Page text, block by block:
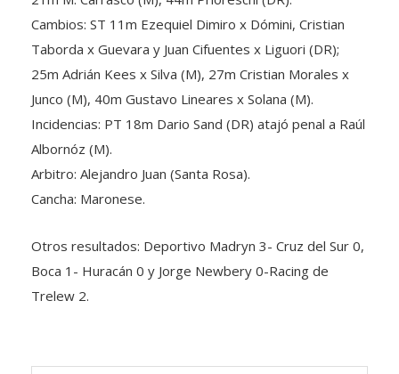
Cambios: ST 11m Ezequiel Dimiro x Dómini, Cristian
Taborda x Guevara y Juan Cifuentes x Liguori (DR);
25m Adrián Kees x Silva (M), 27m Cristian Morales x
Junco (M), 40m Gustavo Lineares x Solana (M).
Incidencias: PT 18m Dario Sand (DR) atajó penal a Raúl
Albornóz (M).
Arbitro: Alejandro Juan (Santa Rosa).
Cancha: Maronese.
Otros resultados: Deportivo Madryn 3- Cruz del Sur 0,
Boca 1- Huracán 0 y Jorge Newbery 0-Racing de
Trelew 2.